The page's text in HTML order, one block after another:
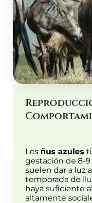
Los ñus azules
gestación de 8-
suelen dar a luz
temporada de
haya suficiente
altamente